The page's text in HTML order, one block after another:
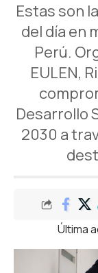
Estas son
del día en
Perú.
EULEN,
Desarrollo
2030 a
Última